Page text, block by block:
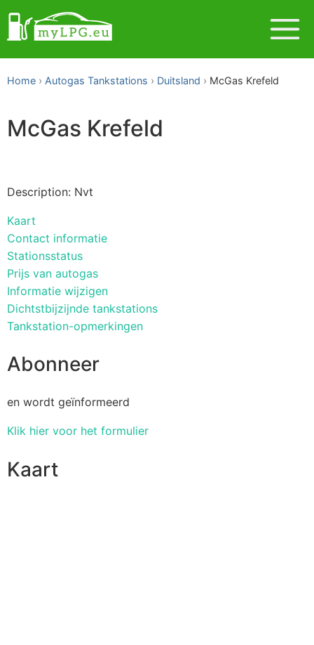
Home Autogas Tankstations Duitsland McGas Krefeld
McGas Krefeld
Description: Nvt
Kaart
Contact informatie
Stationsstatus
Prijs van autogas
Informatie wijzigen
Dichtstbijzijnde tankstations
Tankstation-opmerkingen
Abonneer
en wordt geïnformeerd
Klik hier voor het formulier
Kaart